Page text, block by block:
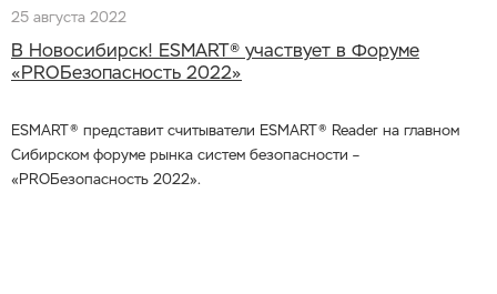
25 августа 2022
В Новосибирск! ESMART® участвует в Форуме
«PROБезопасность 2022»
ESMART® представит считыватели ESMART® Reader на главном
Сибирском форуме рынка систем безопасности –
«PROБезопасность 2022».